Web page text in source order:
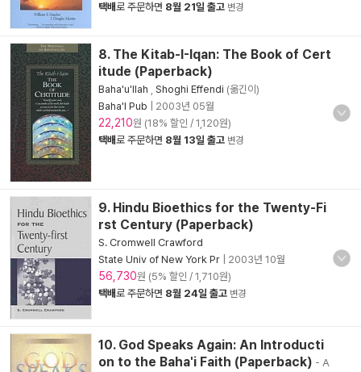
택배로 주문하면 8월 21일 출고 변경
8. The Kitab-I-Iqan: The Book of Cert
itude (Paperback)
Baha'u'llah Shoghi Effendi (옮긴이)
Baha'I Pub
2003년 05월
22,210원 (18% 할인 / 1,120원)
택배로 주문하면 8월 13일 출고 변경
9. Hindu Bioethics for the Twenty-Fi
rst Century (Paperback)
S. Cromwell Crawford
State Univ of New York Pr
2003년 10월
56,730원 (5% 할인 / 1,710원)
택배로 주문하면 8월 24일 출고 변경
10. God Speaks Again: An Introducti
on to the Baha'i Faith (Paperback) - A